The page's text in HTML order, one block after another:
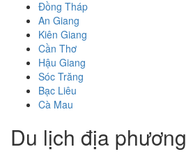
Đồng Tháp
An Giang
Kiên Giang
Cần Thơ
Hậu Giang
Sóc Trăng
Bạc Liêu
Cà Mau
Du lịch địa phương